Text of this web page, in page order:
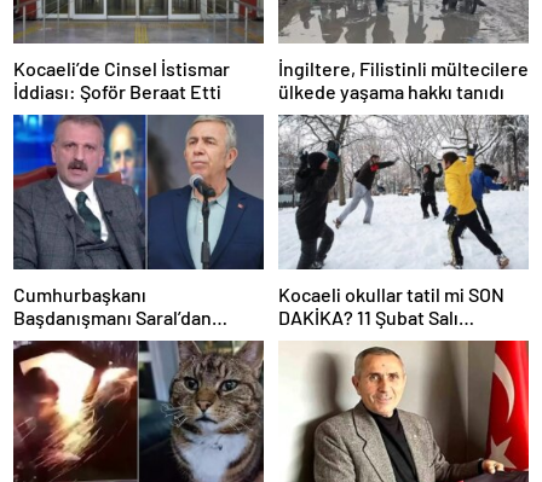
Kocaeli’de Cinsel İstismar
İddiası: Şoför Beraat Etti
İngiltere, Filistinli mültecilere
ülkede yaşama hakkı tanıdı
Cumhurbaşkanı
Başdanışmanı Saral’dan
gündem yaratacak Mansur
Yavaş iddiası
Kocaeli okullar tatil mi SON
DAKİKA? 11 Şubat Salı
Kocaeli’de okul yok mu
(Kocaeli Valiliği Açıklaması –
KAR TATİLİ)?